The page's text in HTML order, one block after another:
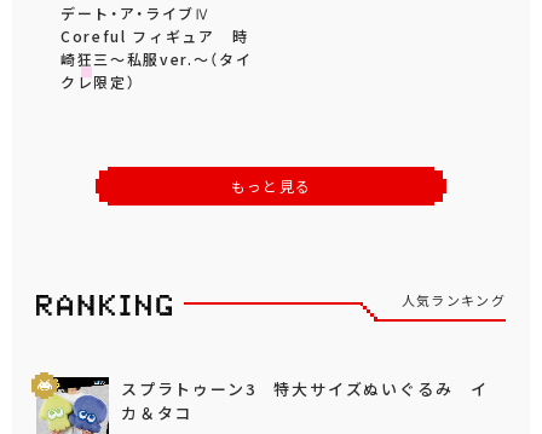
デート・ア・ライブⅣ
Coreful フィギュア 時
崎狂三～私服ver.～（タイ
クレ限定）
もっと見る
人気ランキング
スプラトゥーン3 特大サイズぬいぐるみ イ
カ＆タコ